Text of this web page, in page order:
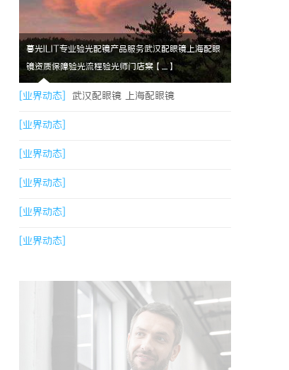
暮光ILIT专业验光配镜产品服务武汉配眼镜上海配眼
镜资质保障验光流程验光师门店案【....】
[业界动态] 武汉配眼镜 上海配眼镜
[业界动态]
[业界动态]
[业界动态]
[业界动态]
[业界动态]